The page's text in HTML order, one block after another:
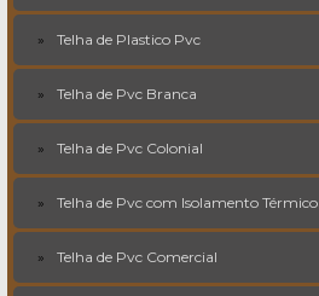
Telha de Plastico Pvc
Telha de Pvc Branca
Telha de Pvc Colonial
Telha de Pvc com Isolamento Térmico
Telha de Pvc Comercial